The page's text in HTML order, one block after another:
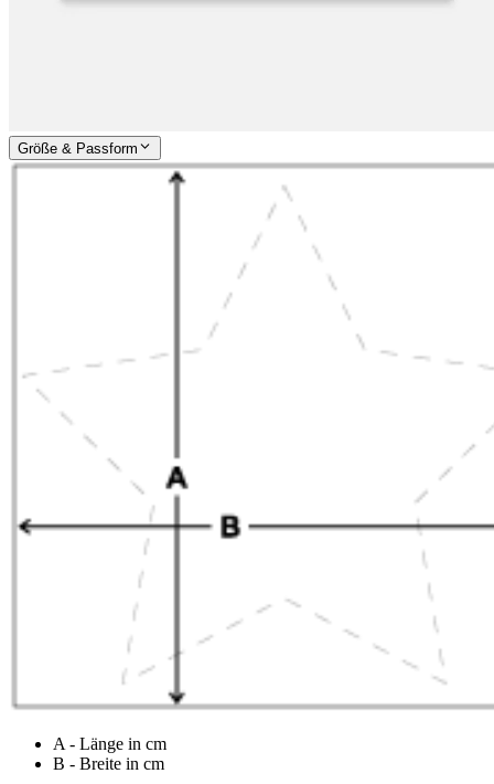
Größe & Passform
A - Länge in cm
B - Breite in cm